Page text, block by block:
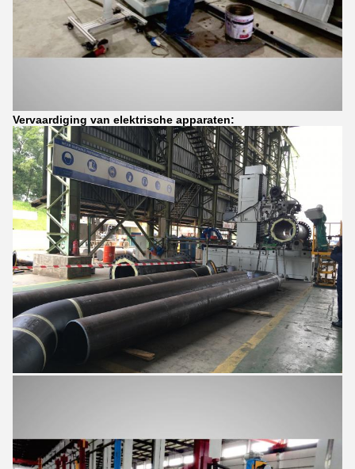
Vervaardiging van elektrische apparaten: